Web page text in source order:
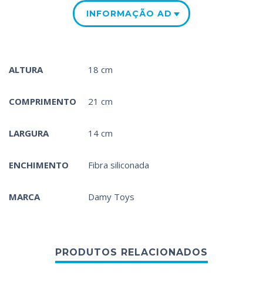
INFORMAÇÃO ADICIONAL
ALTURA 18 cm
COMPRIMENTO 21 cm
LARGURA 14 cm
ENCHIMENTO Fibra siliconada
MARCA Damy Toys
PRODUTOS RELACIONADOS